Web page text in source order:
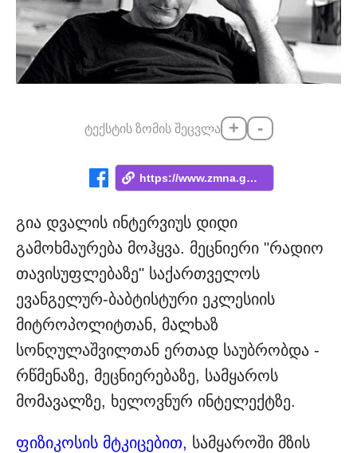
ტექსტის ზომის შეცვლა + -
https://www.zmna.ge/news/marsze-gadapren...
გია დვალის ინტერვიუს დიდი
გამოხმაურება მოჰყვა. მეცნიერი "რადიო
თავისუფლებაზე" საქართველოს
ევანგელურ-ბაბტისტური ეკლესიის
მიტროპოლიტთან, მალხაზ
სონღულაშვილთან ერთად საუბრობდა -
რწმენაზე, მეცნიერებაზე, სამყაროს
მომავალზე, ხელოვნურ ინტელექტზე.
ფიზიკოსის მტკიცებით, სამყაროში მზის